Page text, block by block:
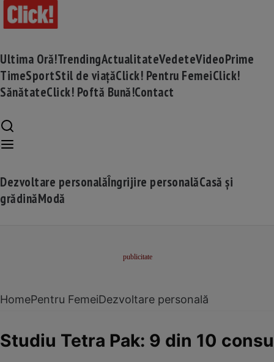
Ultima Oră!TrendingActualitateVedeteVideoPrime
TimeSportStil de viațăClick! Pentru FemeiClick!
SănătateClick! Poftă Bună!Contact
Dezvoltare personalăÎngrijire personalăCasă și
grădinăModă
HomePentru FemeiDezvoltare personală
Studiu Tetra Pak: 9 din 10